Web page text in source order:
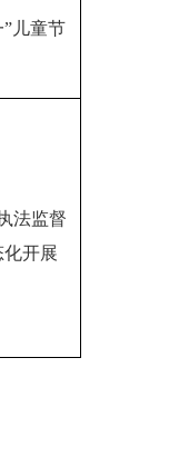
”儿童节
法监督
化开展